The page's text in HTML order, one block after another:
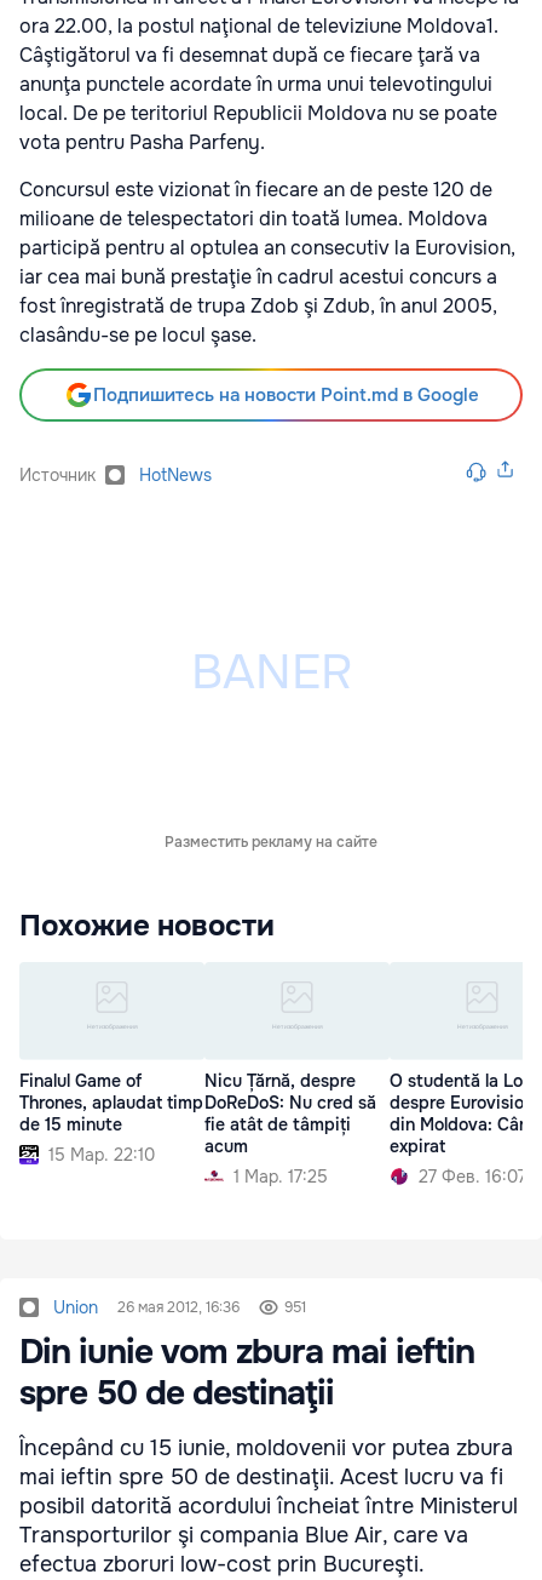
ora 22.00, la postul naţional de televiziune Moldova1.
Câştigătorul va fi desemnat după ce fiecare ţară va
anunţa punctele acordate în urma unui televotingului
local. De pe teritoriul Republicii Moldova nu se poate
vota pentru Pasha Parfeny.
Concursul este vizionat în fiecare an de peste 120 de
milioane de telespectatori din toată lumea. Moldova
participă pentru al optulea an consecutiv la Eurovision,
iar cea mai bună prestaţie în cadrul acestui concurs a
fost înregistrată de trupa Zdob şi Zdub, în anul 2005,
clasându-se pe locul şase.
Подпишитесь на новости Point.md в Google
Источник HotNews
Разместить рекламу на сайте
Похожие новости
Finalul Game of
Thrones, aplaudat timp
de 15 minute
15 Мар. 22:10
Nicu Țărnă, despre
DoReDoS: Nu cred să
fie atât de tâmpiți
acum
1 Мар. 17:25
O studentă la
despre
din Moldova:
expirat
27 Фев. 16:07
Union 26 мая 2012, 16:36 951
Din iunie vom zbura mai ieftin
spre 50 de destinaţii
Începând cu 15 iunie, moldovenii vor putea zbura
mai ieftin spre 50 de destinaţii. Acest lucru va fi
posibil datorită acordului încheiat între Ministerul
Transporturilor şi compania Blue Air, care va
efectua zboruri low-cost prin Bucureşti.